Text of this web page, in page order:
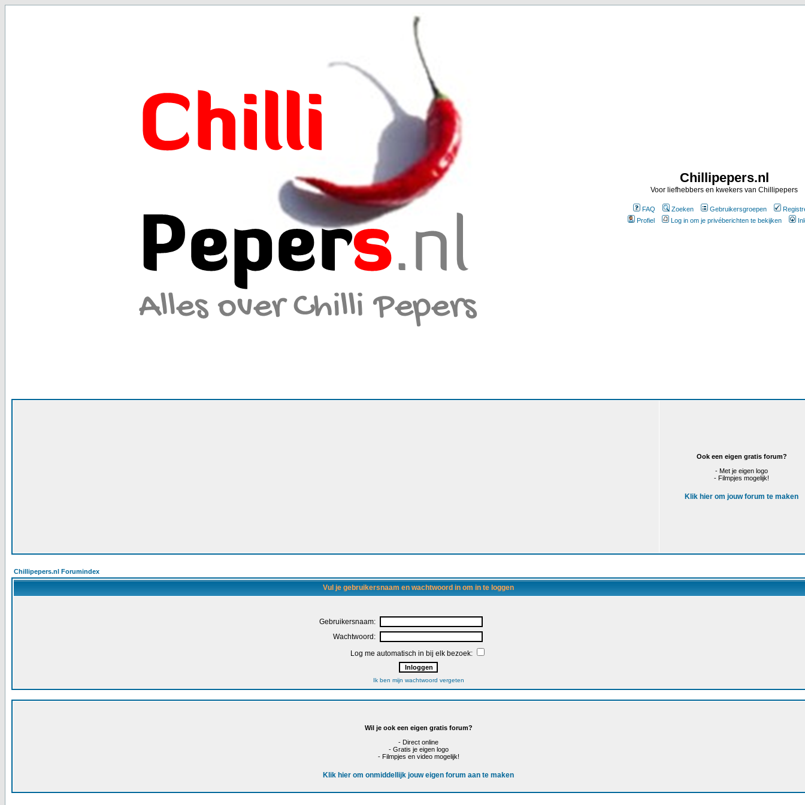
Chillipepers.nl
Voor liefhebbers en kwekers van Chillipepers
FAQ Zoeken Gebruikersgroepen
Profiel
Log in om je privéberichten te bekijken
Ook een eigen gratis forum?
- Met je eigen logo
- Filmpjes mogelijk!
Klik hier om jouw forum te maken
Chillipepers.nl Forumindex
Vul je gebruikersnaam en wachtwoord in om in te loggen
Gebruikersnaam:
Wachtwoord:
Log me automatisch in bij elk bezoek:
Ik ben mijn wachtwoord vergeten
Wil je ook een eigen gratis forum?
- Direct online
- Gratis je eigen logo
- Filmpjes en video mogelijk!
Klik hier om onmiddellijk jouw eigen forum aan te maken